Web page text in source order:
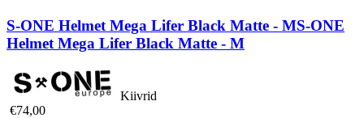
S-ONE Helmet Mega Lifer Black Matte - MS-ONE
Helmet Mega Lifer Black Matte - M
Kiivrid
€74,00